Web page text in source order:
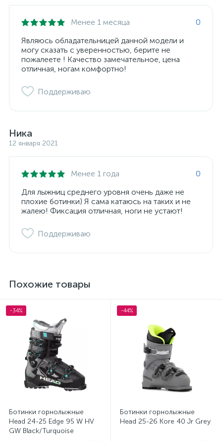
Менее 1 месяца
0
Являюсь обладательницей данной модели и
могу сказать с уверенностью, берите не
пожалеете ! Качество замечательное, цена
отличная, ногам комфортно!
Поддерживаю
Ника
12 января 2021
Менее 1 года
0
Для лыжниц среднего уровня очень даже не
плохие ботинки) Я сама катаюсь на таких и не
жалею! Фиксация отличная, ноги не устают!
Поддерживаю
Похожие товары
-34%
Ботинки горнолыжные
Head 24-25 Edge 95 W HV
GW Black/Turquoise
-44%
Ботинки горнолыжные
Head 25-26 Kore 40 Jr Grey